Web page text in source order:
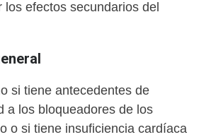
los efectos secundarios del
si tiene antecedentes de
a los bloqueadores de los
o si tiene insuficiencia cardíaca